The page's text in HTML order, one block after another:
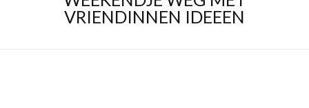
VRIENDINNEN IDEEEN